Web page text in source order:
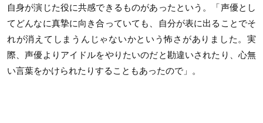
自身が演じた役に共感できるものがあったという。「声優とし
てどんなに真摯に向き合っていても、自分が表に出ることでそ
れが消えてしまうんじゃないかという怖さがありました。実
際、声優よりアイドルをやりたいのだと勘違いされたり、心無
い言葉をかけられたりすることもあったので」。